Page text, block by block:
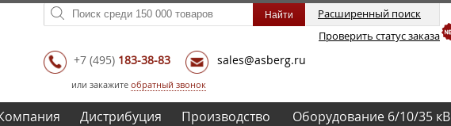
Расширенный поиск
Проверить статус заказа
+7 (495) 183-38-83 sales@asberg.ru
или закажите обратный звонок
Дистрибуция Производство Оборудование 6/10/35 кВ